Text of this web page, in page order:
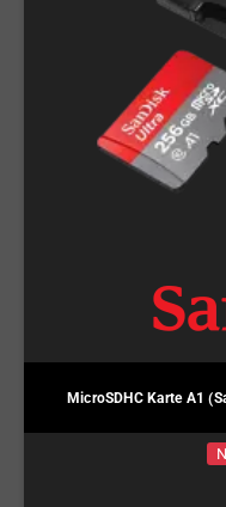
MicroSDHC Karte A1